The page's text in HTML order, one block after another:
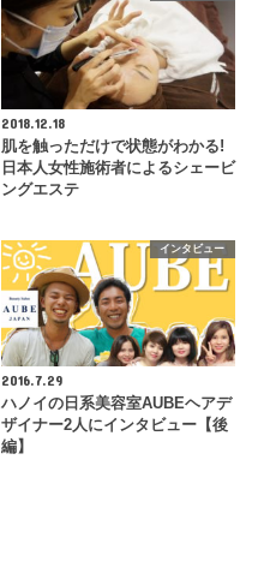
2018.12.18
肌を触っただけで状態がわかる!
日本人女性施術者によるシェービ
ングエステ
インタビュー
2016.7.29
ハノイの日系美容室AUBEヘアデ
ザイナー2人にインタビュー【後
編】